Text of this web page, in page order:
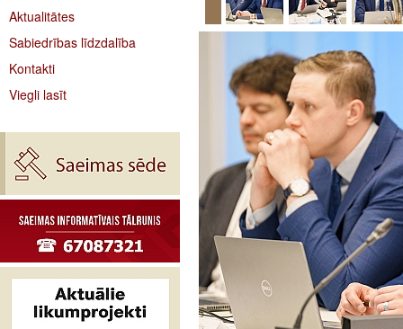
Aktualitātes
Sabiedrības līdzdalība
Kontakti
Viegli lasīt